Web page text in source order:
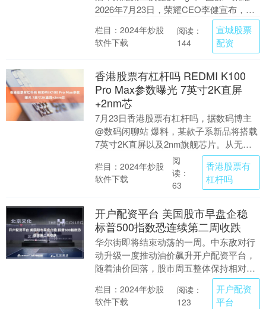
2026年7月23日，荣耀CEO李健宣布，荣
栏目：2024年炒股
软件下载
阅读：
144
宣城股票
配资
香港股票有杠杆吗 REDMI K100
Pro Max参数曝光 7英寸2K直屏
+2nm芯
7月23日香港股票有杠杆吗，据数码博主
@数码闲聊站 爆料，某款子系新品将搭载
7英寸2K直屏以及2nm旗舰芯片。从无表
情暗示及评论区信息推测，其大概率为
REDMI....
栏目：2024年炒股
软件下载
阅
读：
63
香港股票有
杠杆吗
开户配资平台 美国股市早盘企稳
标普500指数恐连续第二周收跌
华尔街即将结束动荡的一周。中东敌对行
动升级一度推动油价飙升开户配资平台，
随着油价回落，股市周五整体保持相对稳
定。 纽约时间9：30（北京时间21：
30），标普5....
栏目：2024年炒股
软件下载
阅读：
123
开户配资
平台